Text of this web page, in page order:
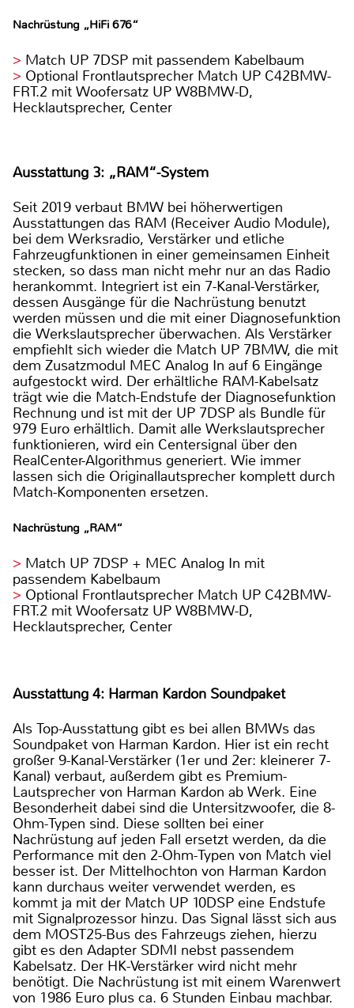
Nachrüstung „HiFi 676“
Match UP 7DSP mit passendem Kabelbaum
Optional Frontlautsprecher Match UP C42BMW-
FRT.2 mit Woofersatz UP W8BMW-D,
Hecklautsprecher, Center
Ausstattung 3: „RAM“-System
Seit 2019 verbaut BMW bei höherwertigen
Ausstattungen das RAM (Receiver Audio Module),
bei dem Werksradio, Verstärker und etliche
Fahrzeugfunktionen in einer gemeinsamen Einheit
stecken, so dass man nicht mehr nur an das Radio
herankommt. Integriert ist ein 7-Kanal-Verstärker,
dessen Ausgänge für die Nachrüstung benutzt
werden müssen und die mit einer Diagnosefunktion
die Werkslautsprecher überwachen. Als Verstärker
empfiehlt sich wieder die Match UP 7BMW, die mit
dem Zusatzmodul MEC Analog In auf 6 Eingänge
aufgestockt wird. Der erhältliche RAM-Kabelsatz
trägt wie die Match-Endstufe der Diagnosefunktion
Rechnung und ist mit der UP 7DSP als Bundle für
979 Euro erhältlich. Damit alle Werkslautsprecher
funktionieren, wird ein Centersignal über den
RealCenter-Algorithmus generiert. Wie immer
lassen sich die Originallautsprecher komplett durch
Match-Komponenten ersetzen.
Nachrüstung „RAM“
Match UP 7DSP + MEC Analog In mit
passendem Kabelbaum
Optional Frontlautsprecher Match UP C42BMW-
FRT.2 mit Woofersatz UP W8BMW-D,
Hecklautsprecher, Center
Ausstattung 4: Harman Kardon Soundpaket
Als Top-Ausstattung gibt es bei allen BMWs das
Soundpaket von Harman Kardon. Hier ist ein recht
großer 9-Kanal-Verstärker (1er und 2er: kleinerer 7-
Kanal) verbaut, außerdem gibt es Premium-
Lautsprecher von Harman Kardon ab Werk. Eine
Besonderheit dabei sind die Untersitzwoofer, die 8-
Ohm-Typen sind. Diese sollten bei einer
Nachrüstung auf jeden Fall ersetzt werden, da die
Performance mit den 2-Ohm-Typen von Match viel
besser ist. Der Mittelhochton von Harman Kardon
kann durchaus weiter verwendet werden, es
kommt ja mit der Match UP 10DSP eine Endstufe
mit Signalprozessor hinzu. Das Signal lässt sich aus
dem MOST25-Bus des Fahrzeugs ziehen, hierzu
gibt es den Adapter SDMI nebst passendem
Kabelsatz. Der HK-Verstärker wird nicht mehr
benötigt. Die Nachrüstung ist mit einem Warenwert
von 1986 Euro plus ca. 6 Stunden Einbau machbar.